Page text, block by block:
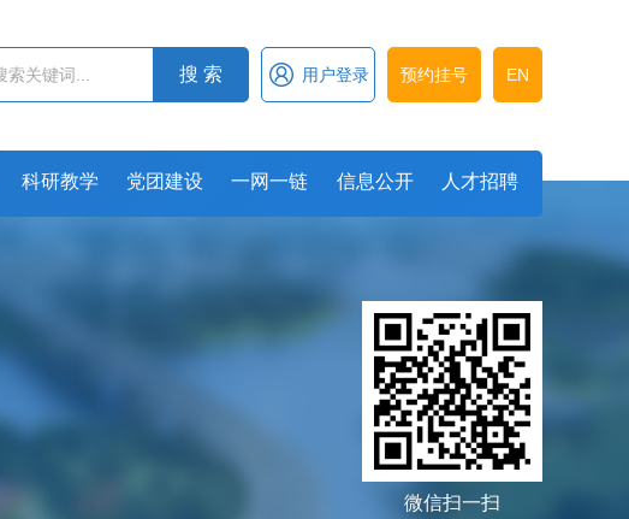
EN
预约挂号
 用户登录
搜 索
科研教学 党团建设 一网一链 信息公开 人才招聘
微信扫一扫